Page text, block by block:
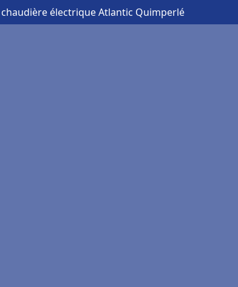
chaudière électrique Atlantic Quimperlé